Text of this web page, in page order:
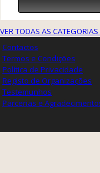
VER TODAS AS
Contactos
Termos e Condições
Política de Privacidade
Registo de Organizações
Testemunhos
Parcerias e